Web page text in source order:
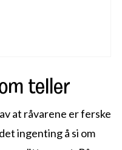
teller
at råvarene er ferske
ingenting å si om